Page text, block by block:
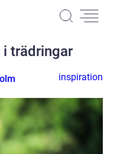
trädringar
inspiration